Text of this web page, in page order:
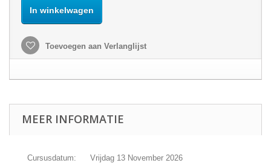
In winkelwagen
Toevoegen aan Verlanglijst
MEER INFORMATIE
Cursusdatum: Vrijdag 13 November 2026